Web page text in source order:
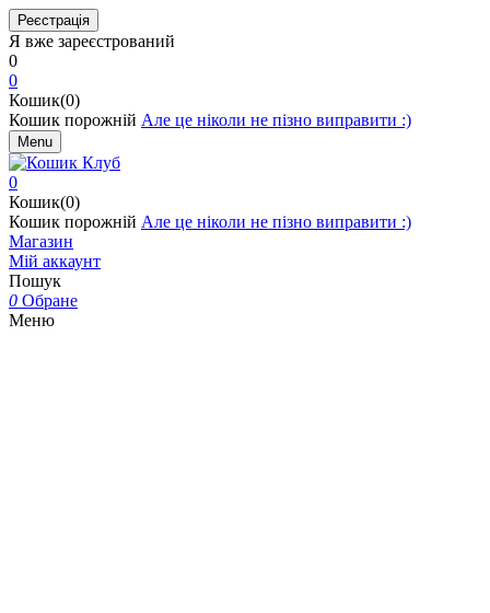
Я вже зареєстрований
0
0
Кошик(0)
Кошик порожній Але це ніколи не пізно виправити :)
Menu
0
Кошик(0)
Кошик порожній Але це ніколи не пізно виправити :)
Магазин
Мій аккаунт
Пошук
0 Обране
Меню